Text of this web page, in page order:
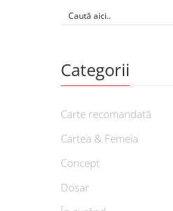
Categorii
Carte recomandată
Cartea & Femeia
Concept
Dosar